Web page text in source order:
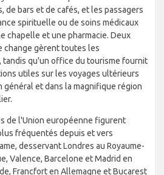
de bars et de cafés, et les passagers
spirituelle ou de soins médicaux
chapelle et une pharmacie. Deux
change gèrent toutes les
tandis qu'un office du tourisme fournit
utiles sur les voyages ultérieurs
général et dans la magnifique région
de l'Union européenne figurent
fréquentés depuis et vers
desservant Londres au Royaume-
Valence, Barcelone et Madrid en
Francfort en Allemagne et Bucarest